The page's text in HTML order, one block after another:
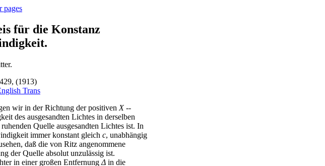
pages
für die Konstanz
(1913)
Trans
wir in der Richtung der positiven X--
des ausgesandten Lichtes in derselben
Quelle ausgesandten Lichtes ist. In
immer konstant gleich c, unabhängig
daß die von Ritz angenommene
der Quelle absolut unzulässig ist.
in einer großen Entfernung Δ in die